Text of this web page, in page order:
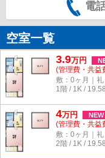
電
空室一覧
3.9万円
(管理費・共益
敷：0ヶ月｜礼
1階 / 1K /
4万円 NEW
(管理費・共益
敷：0ヶ月｜礼
2階 / 1K /